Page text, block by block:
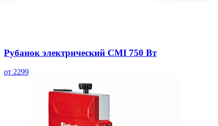
Рубанок электрический CMI 750 Вт
от 2299